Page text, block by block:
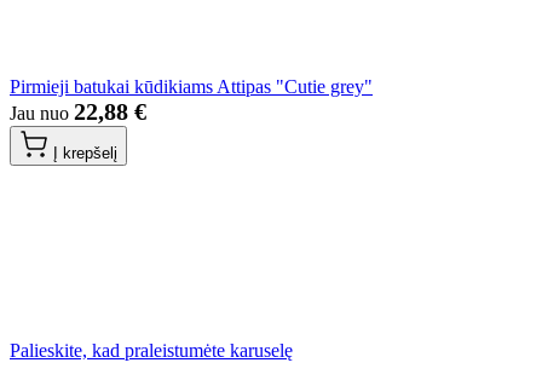
Pirmieji batukai kūdikiams Attipas "Cutie grey"
Jau nuo 22,88 €
Į krepšelį
Palieskite, kad praleistumėte karuselę